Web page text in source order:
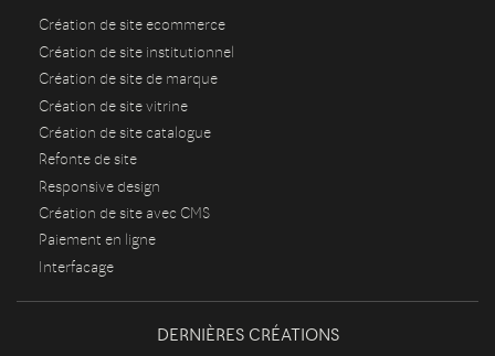
Création de site ecommerce
Création de site institutionnel
Création de site de marque
Création de site vitrine
Création de site catalogue
Refonte de site
Responsive design
Création de site avec CMS
Paiement en ligne
Interfacage
DERNIÈRES CRÉATIONS